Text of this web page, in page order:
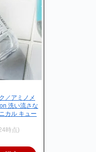
／アミノメ
洗い流さな
カル キュー
時点)